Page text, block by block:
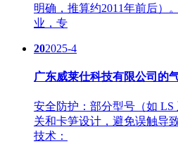
明确，推算约2011年前后）
业，专
202025-4
广东威莱仕科技有限公司的
安全防护：部分型号（如
关和卡笋设计，避免误触导
技术：